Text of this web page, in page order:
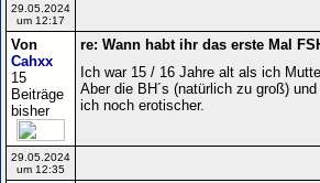
29.05.2024
um 12:17
Von
Cahxx
15
Beiträge
bisher
re: Wann habt ihr das erste Mal
Ich war 15 / 16 Jahre alt als ich
Aber die BH´s (natürlich zu groß)
ich noch erotischer.
29.05.2024
um 12:35